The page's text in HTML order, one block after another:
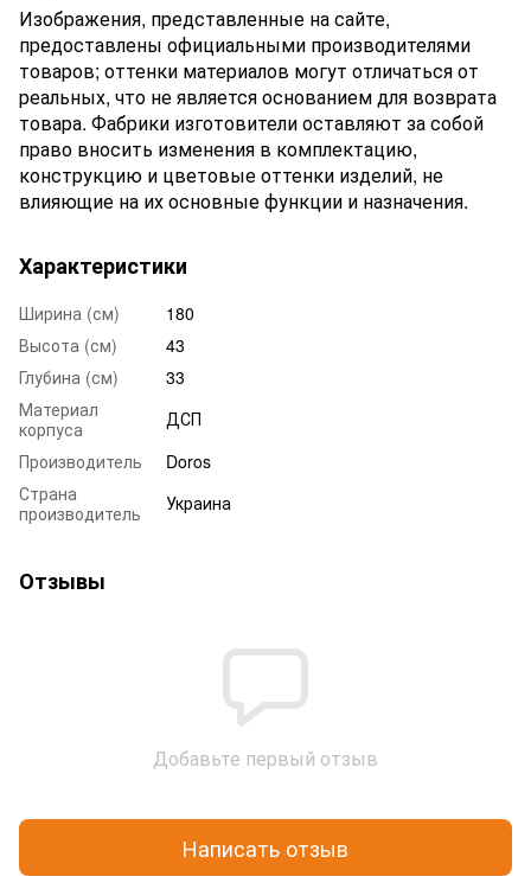
Изображения, представленные на сайте,
предоставлены официальными производителями
товаров; оттенки материалов могут отличаться от
реальных, что не является основанием для возврата
товара. Фабрики изготовители оставляют за собой
право вносить изменения в комплектацию,
конструкцию и цветовые оттенки изделий, не
влияющие на их основные функции и назначения.
Характеристики
Ширина (см)
180
Высота (см)
43
Глубина (см)
33
Материал
корпуса
ДСП
Производитель
Doros
Страна
производитель
Украина
Отзывы
Добавьте первый отзыв
Написать отзыв